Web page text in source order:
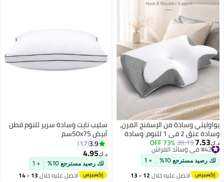
يواوليتي وسادة من الإسفنج المرن،
وسادة عنق 2 في 1 للنوم، وسادة
تقويمية مريحة للرقبة لعلاج آلام
الرقبة، وسائد مريحة لمن ينامون
على الجانب أو الظهر أو البطن
(رمادي)
د.ك‏7.53
28.19
73% OFF #42 في وسائد الفراش
باقي 1 وحدات في المخزون
#42 في وسائد الفراش
لك رصيد مسترجع 10% + 1
احصل عليه خلال 12 - 13
سليب نايت وسادة سرير للنوم قطن
أبيض 50x75سم
3.9
17
د.ك‏4.95
لك رصيد مسترجع 10% + 1
احصل عليه خلال 13 - 14